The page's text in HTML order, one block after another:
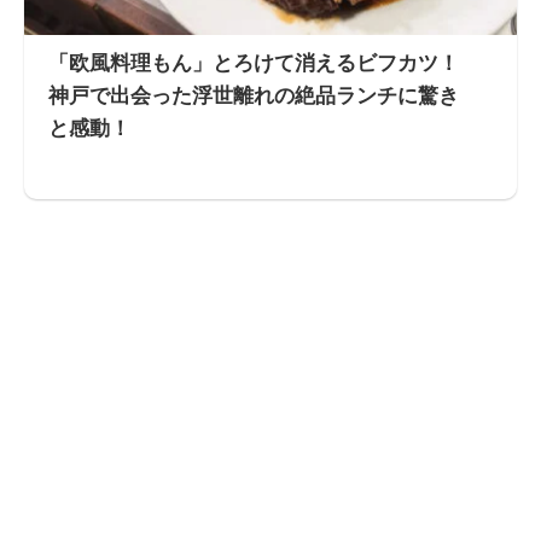
「欧風料理もん」とろけて消えるビフカツ！
神戸で出会った浮世離れの絶品ランチに驚き
と感動！